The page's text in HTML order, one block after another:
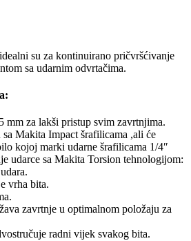
su za kontinuirano pričvršćivanje
sa udarnim odvrtačima.
mm za lakši pristup svim zavrtnjima.
sa Makita Impact šrafilicama ,ali će
kojoj marki udarne šrafilicama 1/4″
udarce sa Makita Torsion tehnologijom:
vrha bita.
zavrtnje u optimalnom položaju za
radni vijek svakog bita.